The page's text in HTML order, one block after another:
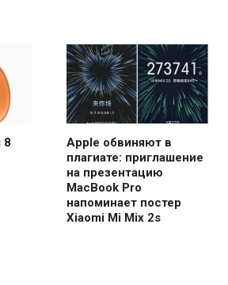
8
Apple обвиняют в
плагиате: приглашение
на презентацию
MacBook Pro
напоминает постер
Xiaomi Mi Mix 2s